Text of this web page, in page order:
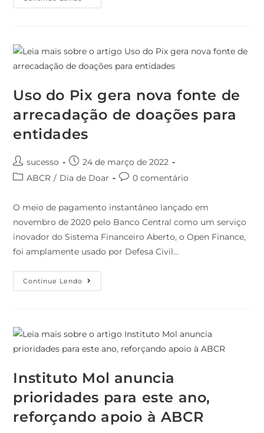
Uso do Pix gera nova fonte de
arrecadação de doações para
entidades
sucesso
24 de março de 2022
ABCR / Dia de Doar 0 comentário
O meio de pagamento instantâneo lançado em
novembro de 2020 pelo Banco Central como um serviço
inovador do Sistema Financeiro Aberto, o Open Finance,
foi amplamente usado por Defesa Civil…
Continue Lendo
Instituto Mol anuncia
prioridades para este ano,
reforçando apoio à ABCR